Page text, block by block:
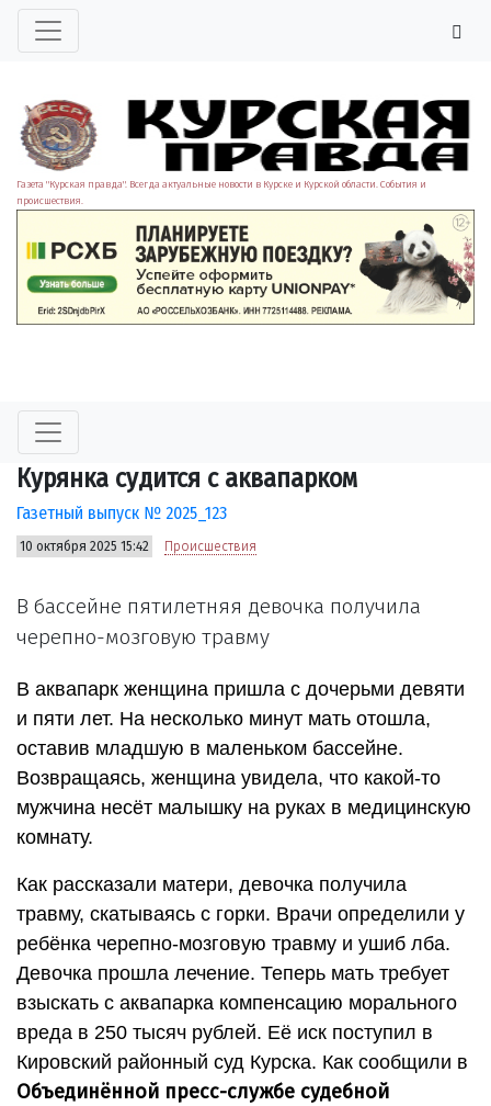
Газета "Курская правда". Всегда актуальные новости в Курске и Курской области. События и
происшествия.
Курянка судится с аквапарком
Газетный выпуск № 2025_123
10 октября 2025 15:42 Происшествия
В бассейне пятилетняя девочка получила
черепно-мозговую травму
В аквапарк женщина пришла с дочерьми девяти
и пяти лет. На несколько минут мать отошла,
оставив младшую в маленьком бассейне.
Возвращаясь, женщина увидела, что какой-то
мужчина несёт малышку на руках в медицинскую
комнату.
Как рассказали матери, девочка получила
травму, скатываясь с горки. Врачи определили у
ребёнка черепно-мозговую травму и ушиб лба.
Девочка прошла лечение. Теперь мать требует
взыскать с аквапарка компенсацию морального
вреда в 250 тысяч рублей. Её иск поступил в
Кировский районный суд Курска. Как сообщили в
Объединённой пресс-службе судебной